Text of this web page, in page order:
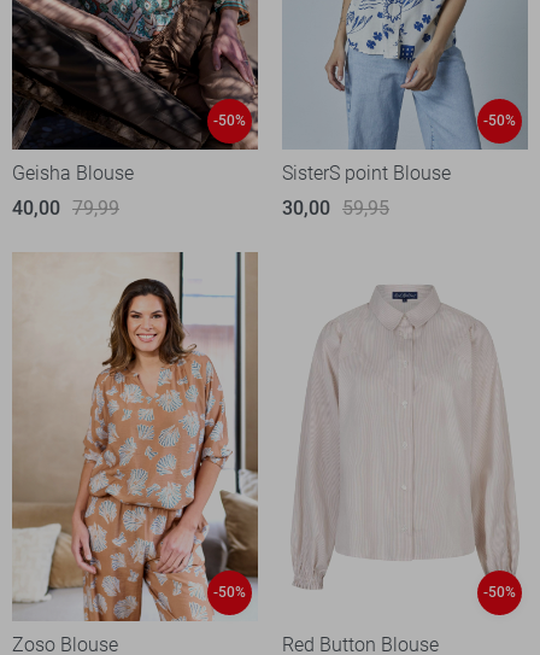
-50%
Geisha Blouse
40,00 79,99
-50%
SisterS point Blouse
30,00 59,95
-50%
Zoso Blouse
-50%
Red Button Blouse